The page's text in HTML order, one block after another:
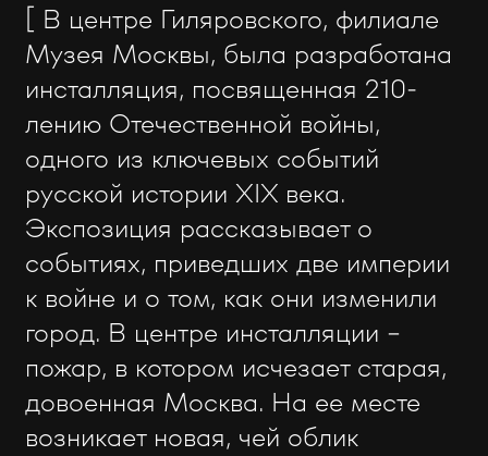
[ В центре Гиляровского, филиале
Музея Москвы, была разработана
инсталляция, посвященная 210-
лению Отечественной войны,
одного из ключевых событий
русской истории XIX века.
Экспозиция рассказывает о
событиях, приведших две империи
к войне и о том, как они изменили
город. В центре инсталляции –
пожар, в котором исчезает старая,
довоенная Москва. На ее месте
возникает новая, чей облик